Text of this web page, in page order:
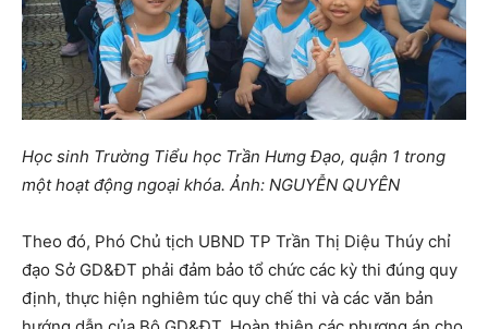
Học sinh Trường Tiểu học Trần Hưng Đạo, quận 1 trong
một hoạt động ngoại khóa. Ảnh: NGUYỄN QUYÊN
Theo đó, Phó Chủ tịch UBND TP Trần Thị Diệu Thúy chỉ
đạo Sở GD&ĐT phải đảm bảo tổ chức các kỳ thi đúng quy
định, thực hiện nghiêm túc quy chế thi và các văn bản